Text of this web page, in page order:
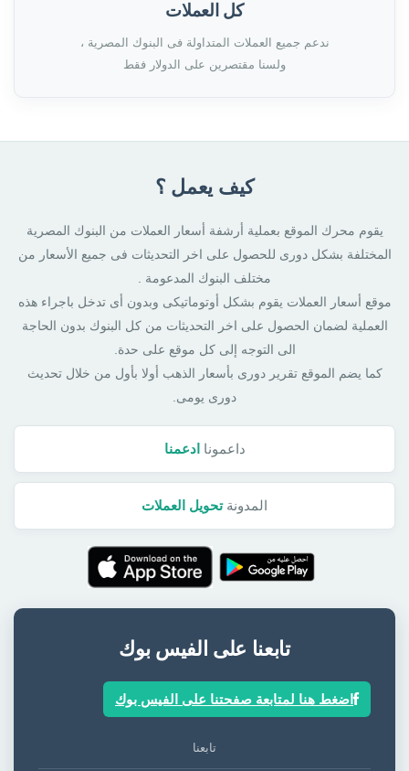
كل العملات
ندعم جميع العملات المتداولة فى البنوك المصرية ،
ولسنا مقتصرين على الدولار فقط
كيف يعمل ؟
يقوم محرك الموقع بعملية أرشفة أسعار العملات من البنوك المصرية
المختلفة بشكل دورى للحصول على اخر التحديثات فى جميع الأسعار من
مختلف البنوك المدعومة .
موقع أسعار العملات يقوم بشكل أوتوماتيكى وبدون أى تدخل باجراء هذه
العملية لضمان الحصول على اخر التحديثات من كل البنوك بدون الحاجة
الى التوجه إلى كل موقع على حدة.
كما يضم الموقع تقرير دورى بأسعار الذهب أولا بأول من خلال تحديث
دورى يومى.
داعمونا ادعمنا
المدونةتحويل العملات
تابعنا على الفيس بوك
اضغط هنا لمتابعة صفحتنا على الفيس بوك
تابعنا